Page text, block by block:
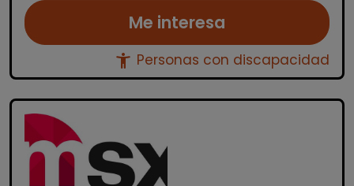
Me interesa
accessibility_new Personas con discapacidad